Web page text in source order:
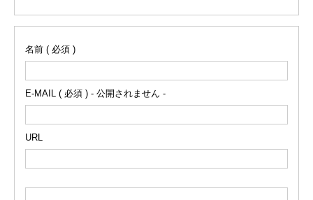
名前 ( 必須 )
E-MAIL ( 必須 ) - 公開されません -
URL